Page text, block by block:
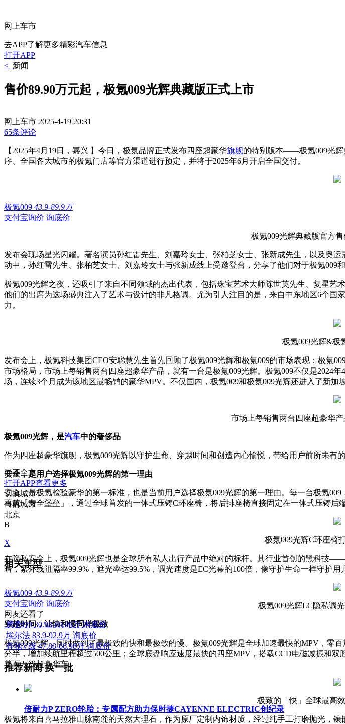
网上车市
去APP了解更多精彩汽车信息
打开APP
< 新闻
售价89.90万元起，极氪009光辉典藏版正式上市
网上车市 2025-4-19 20:31
65条评论
【2025年4月19日，嘉兴 】今日，极氪品牌正式发布四座超豪华旗舰的特别版本——极氪009光辉
序、全国各大城市的极氪门店等官方渠道进行预定，并将于2025年6月开启全国交付。
极氪009 43.9-89.9万
支付宝询价 询底价
极氪009光辉典藏版官方
发布会现场星光闪耀。著名演员孙红雷先生、刘嘉玲女士、张柏芝女士、张新成先生，以及奥
动中，孙红雷先生、张柏芝女士、刘嘉玲女士与张新成线上受邀登台，分享了他们对于极氪009
极氪009光辉之夜，还吸引了来自不同领域的杰出代表，包括珠宝艺术大师陈世英先生、复星艺
他们的出席为这场盛典注入了艺术与设计的非凡格调。尤为引人注目的是，来自中东地区6个
力。
极氪009光辉&极
发布会上，极氪科技集团CEO安聪慧先生首先回顾了极氪009光辉和极氪009的市场表现：极氪
市场格局，市场上每销售两台四座超豪华产品，就有一台是极氪009光辉。极氪009不仅是2024
场，连续3个月成为该地区最畅销的豪华MPV。不仅国内，极氪009和极氪009光辉还进入了新加
市场上每销售两台四座超豪华
极氪009光辉，是汽车中的奢侈品
作为四座超豪华旗舰，极氪009光辉以守护生命、穿越时间和创造内心愉悦，带给用户前所未有
安全，是用户选择极氪009光辉的第一理由
安全，是极氪检验豪华的第一标准，也是当前用户选择极氪009光辉的第一理由。每一台极氪
再筑「安全堡垒」，通过全球首发的一体式压铸C环座椅，将后排座椅直接固定在一体式压铸后
极氪009光辉C环座椅
在隐私安全上，极氪009光辉也是全球所有私人出行产品中绝对的标杆。其行业首创的黑科技
暗，紫外线阻隔率99.9%，遮光率达99.5%，调光速度是EC光幕的100倍，像守护生命一样守护用
极氪009光辉LC隐私调
穿越时间，让快和慢同样极致
极氪009光辉，同时做到了最极致的快和最极致的慢。极氪009光辉是全球加速最快的MPV，零
分半，增加续航里程超过500公里；全球底盘响应速度最快的四座MPV，搭载CCD电磁减振和
美百万级超豪华车。
极致的「快」全球最高
极氪将来自喜马拉雅山脉南麓的天然大理石，作为原厂定制内饰材质，经过纯手工打磨抛光，
展开全文
打开APP查看更多
切换城市
当前城市
北京
B
X
相关车型
极氪009 43.9-89.9万
支付宝询价 询底价
网友还看了
腾势D9 30.98-60.06万 询底价
埃尔法 83.9-92.9万 询底价
奔驰V级 47.88-66.98万 询底价
推荐新闻换一批
倍耐力P ZERO轮胎：专属配方助力保时捷CAYENNE ELECTRIC创纪录